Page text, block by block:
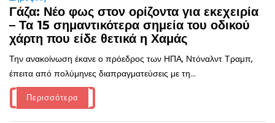
Γάζα: Νέο φως στον ορίζοντα για εκεχειρία
– Τα 15 σημαντικότερα σημεία του οδικού
χάρτη που είδε θετικά η Χαμάς
Την ανακοίνωση έκανε ο πρόεδρος των ΗΠΑ, Ντόναλντ Τραμπ,
έπειτα από πολύμηνες διαπραγματεύσεις με τη...
Περισσότερα